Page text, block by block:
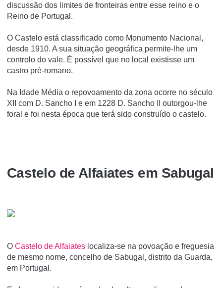
discussão dos limites de fronteiras entre esse reino e o
Reino de Portugal.
O Castelo está classificado como Monumento Nacional,
desde 1910. A sua situação geográfica permite-lhe um
controlo do vale. É possível que no local existisse um
castro pré-romano.
Na Idade Média o repovoamento da zona ocorre no século
XII com D. Sancho I e em 1228 D. Sancho II outorgou-lhe
foral e foi nesta época que terá sido construído o castelo.
Castelo de Alfaiates em Sabugal
O Castelo de Alfaiates localiza-se na povoação e freguesia
de mesmo nome, concelho de Sabugal, distrito da Guarda,
em Portugal.